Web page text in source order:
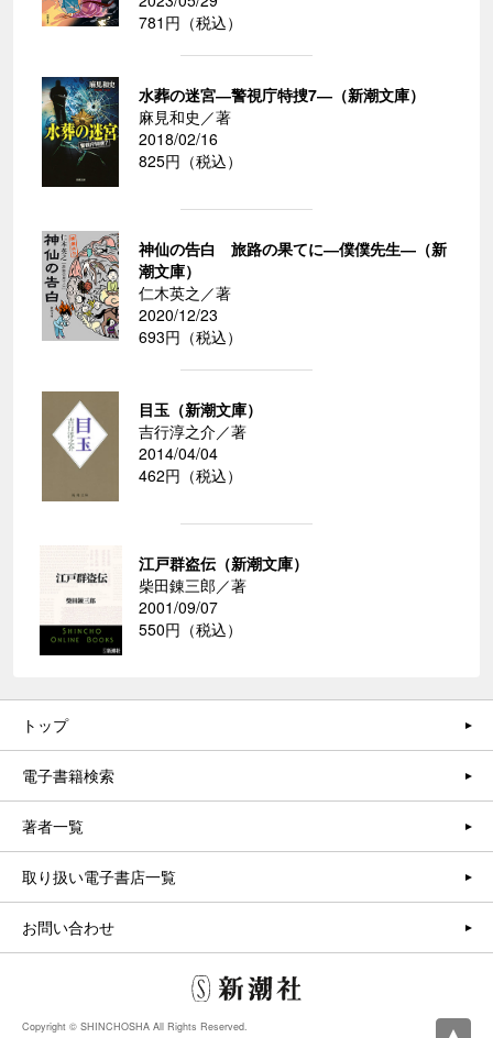
781円（税込）
水葬の迷宮―警視庁特捜7―（新潮文庫）
麻見和史／著
2018/02/16
825円（税込）
神仙の告白 旅路の果てに―僕僕先生―（新
潮文庫）
仁木英之／著
2020/12/23
693円（税込）
目玉（新潮文庫）
吉行淳之介／著
2014/04/04
462円（税込）
江戸群盗伝（新潮文庫）
柴田錬三郎／著
2001/09/07
550円（税込）
トップ
電子書籍検索
著者一覧
取り扱い電子書店一覧
お問い合わせ
Copyright © SHINCHOSHA All Rights Reserved.